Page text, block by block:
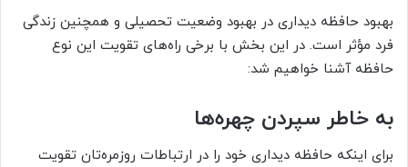
بهبود حافظه دیداری در بهبود وضعیت تحصیلی و همچنین زندگی
فرد مؤثر است. در این بخش با برخی راه‌های تقویت این نوع
حافظه آشنا خواهیم شد:
به خاطر سپردن چهره‌ها
برای اینکه حافظه دیداری خود را در ارتباطات روزمره‌تان تقویت